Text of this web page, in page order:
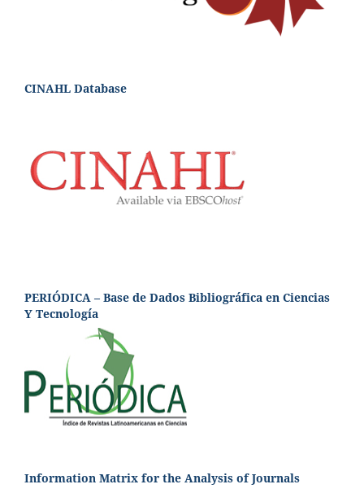
CINAHL Database
PERIÓDICA – Base de Dados Bibliográfica en Ciencias
Y Tecnología
Information Matrix for the Analysis of Journals